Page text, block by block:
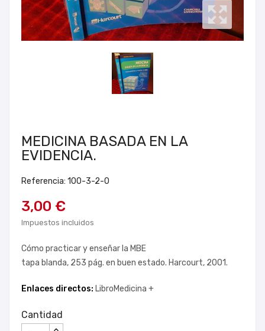
MEDICINA BASADA EN LA
EVIDENCIA.
Referencia: 100-3-2-0
3,00 €
Impuestos incluidos
Cómo practicar y enseñar la MBE
tapa blanda, 253 pág. en buen estado. Harcourt, 2001.
Enlaces directos: LibroMedicina +
Cantidad